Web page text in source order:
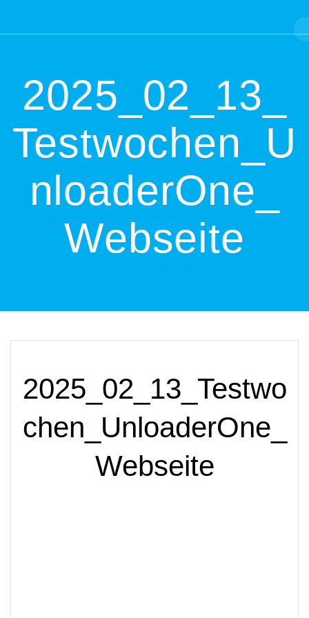
content
2025_02_13_
Testwochen_U
nloaderOne_
Webseite
2025_02_13_Testwo
chen_UnloaderOne_
Webseite